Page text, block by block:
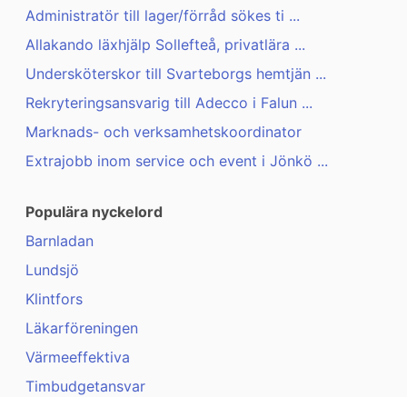
Administratör till lager/förråd sökes ti ...
Allakando läxhjälp Sollefteå, privatlära ...
Undersköterskor till Svarteborgs hemtjän ...
Rekryteringsansvarig till Adecco i Falun ...
Marknads- och verksamhetskoordinator
Extrajobb inom service och event i Jönkö ...
Populära nyckelord
Barnladan
Lundsjö
Klintfors
Läkarföreningen
Värmeeffektiva
Timbudgetansvar